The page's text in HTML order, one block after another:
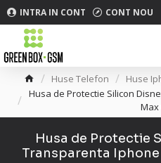
INTRA IN CONT CONT NOU
Huse Telefon Huse
Husa de Protectie Silicon
Max
Husa de Protectie
Transparenta Iphone